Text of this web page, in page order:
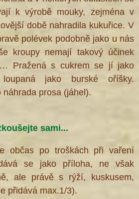
k výrobě mouky, zejména v
době nahradila kukuřice. V
polévek podobně jako u nás
kroupy nemají takový účinek
Pražená s cukrem se jí jako
jako burské oříšky.
prosa (jáhel).
sami...
občas po troškách při vaření
se jako příloha, ne však
ale právě s rýží, kuskusem,
přidává max.1/3).